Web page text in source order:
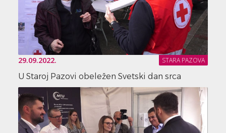
29.09.2022. STARA PAZOVA
U Staroj Pazovi obeležen Svetski dan srca